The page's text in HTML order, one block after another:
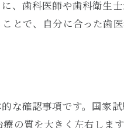
、歯科医師や歯科衛生
とで、自分に合った歯
な確認事項です。国家
の質を大きく左右しま